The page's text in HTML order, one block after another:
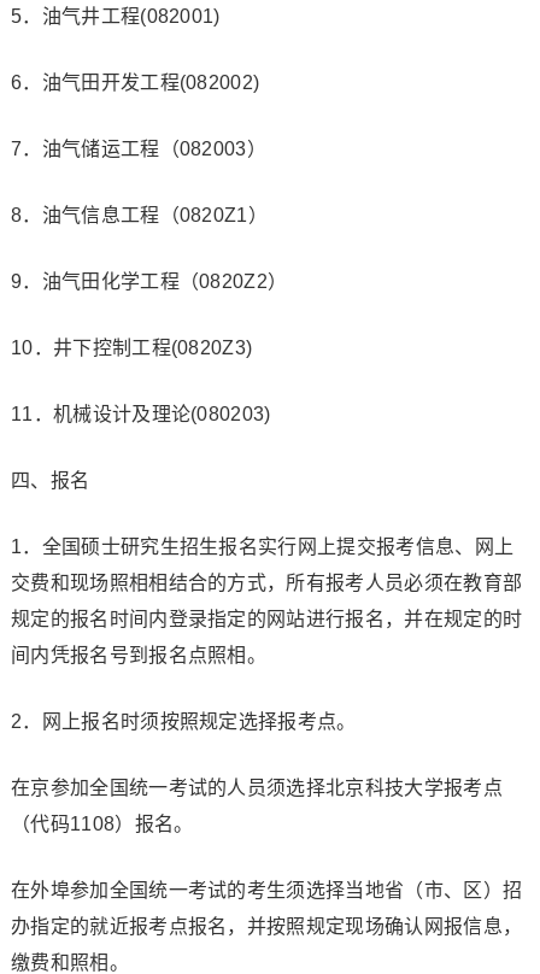
5．油气井工程(082001)
6．油气田开发工程(082002)
7．油气储运工程（082003）
8．油气信息工程（0820Z1）
9．油气田化学工程（0820Z2）
10．井下控制工程(0820Z3)
11．机械设计及理论(080203)
四、报名
1．全国硕士研究生招生报名实行网上提交报考信息、网上
交费和现场照相相结合的方式，所有报考人员必须在教育部
规定的报名时间内登录指定的网站进行报名，并在规定的时
间内凭报名号到报名点照相。
2．网上报名时须按照规定选择报考点。
在京参加全国统一考试的人员须选择北京科技大学报考点
（代码1108）报名。
在外埠参加全国统一考试的考生须选择当地省（市、区）招
办指定的就近报考点报名，并按照规定现场确认网报信息，
缴费和照相。